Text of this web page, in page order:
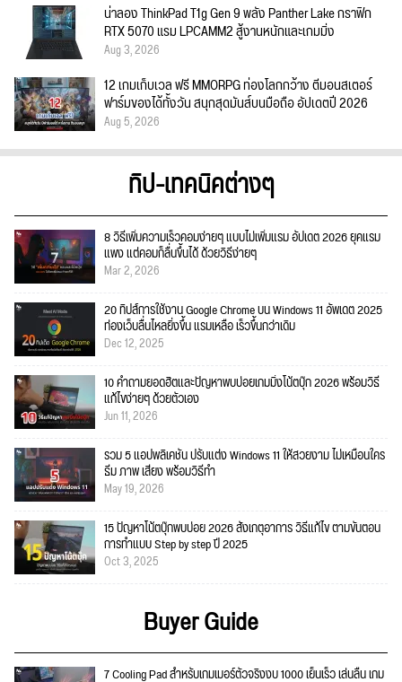
น่าลอง ThinkPad T1g Gen 9 พลัง Panther Lake กราฟิก
RTX 5070 แรม LPCAMM2 สู้งานหนักและเกมมิ่ง
Aug 3, 2026
12 เกมเก็บเวล ฟรี MMORPG ท่องโลกกว้าง ตีมอนสเตอร์
ฟาร์มของได้ทั้งวัน สนุกสุดมันส์บนมือถือ อัปเดตปี 2026
Aug 5, 2026
ทิป-เทคนิคต่างๆ
8 วิธีเพิ่มความเร็วคอมง่ายๆ แบบไม่เพิ่มแรม อัปเดต 2026 ยุคแรม
แพง แต่คอมก็ลื่นขึ้นได้ ด้วยวิธีง่ายๆ
Mar 2, 2026
20 ทิปส์การใช้งาน Google Chrome บน Windows 11 อัพเดต 2025
ท่องเว็บลื่นไหลยิ่งขึ้น แรมเหลือ เร็วขึ้นกว่าเดิม
Dec 12, 2025
10 คำถามยอดฮิตและปัญหาพบบ่อยเกมมิ่งโน้ตบุ๊ก 2026 พร้อมวิธี
แก้ไขง่ายๆ ด้วยตัวเอง
Jun 11, 2026
รวม 5 แอปพลิเคชัน ปรับแต่ง Windows 11 ให้สวยงาม ไม่เหมือนใคร
ธีม ภาพ เสียง พร้อมวิธีทำ
May 19, 2026
15 ปัญหาโน้ตบุ๊กพบบ่อย 2026 สังเกตุอาการ วิธีแก้ไข ตามขั้นตอน
การทำแบบ Step by step ปี 2025
Oct 3, 2025
Buyer Guide
7 Cooling Pad สำหรับเกมเมอร์ตัวจริงงบ 1000 เย็นเร็ว เล่นลื่น เกม